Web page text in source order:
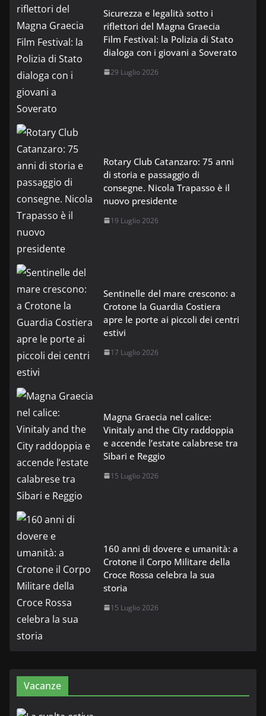
Sicurezza e legalità sotto i
riflettori del Magna Graecia
Film Festival: la Polizia di Stato
dialoga con i giovani a Soverato
29 Luglio 2026
Rotary Club Catanzaro: 75 anni
di storia e passaggio di
consegne. Nicola Trapasso è il
nuovo presidente
19 Luglio 2026
Sentinelle del mare crescono: a
Crotone la Guardia Costiera
apre le porte ai piccoli dei centri
estivi
17 Luglio 2026
Magna Graecia nel calice:
Vinitaly and the City raddoppia
e accende l’estate calabrese tra
Sibari e Reggio
15 Luglio 2026
160 anni di dovere e umanità: a
Crotone il Corpo Militare della
Croce Rossa celebra la sua
storia
15 Luglio 2026
Vacanze